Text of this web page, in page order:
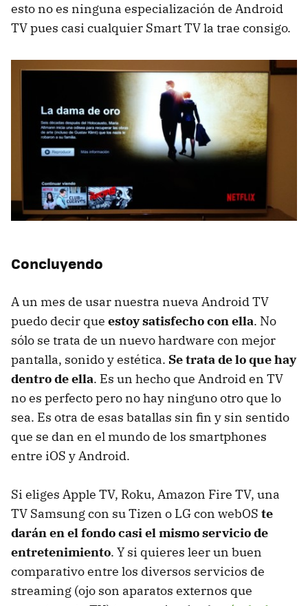
esto no es ninguna especialización de Android
TV pues casi cualquier Smart TV la trae consigo.
Concluyendo
A un mes de usar nuestra nueva Android TV
puedo decir que estoy satisfecho con ella. No
sólo se trata de un nuevo hardware con mejor
pantalla, sonido y estética. Se trata de lo que hay
dentro de ella. Es un hecho que Android en TV
no es perfecto pero no hay ninguno otro que lo
sea. Es otra de esas batallas sin fin y sin sentido
que se dan en el mundo de los smartphones
entre iOS y Android.
Si eliges Apple TV, Roku, Amazon Fire TV, una
TV Samsung con su Tizen o LG con webOS te
darán en el fondo casi el mismo servicio de
entretenimiento. Y si quieres leer un buen
comparativo entre los diversos servicios de
streaming (ojo son aparatos externos que